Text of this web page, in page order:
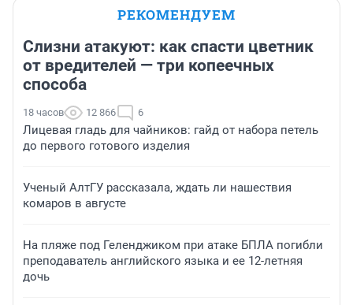
РЕКОМЕНДУЕМ
Слизни атакуют: как спасти цветник
от вредителей — три копеечных
способа
18 часов 12 866 6
Лицевая гладь для чайников: гайд от набора петель
до первого готового изделия
Ученый АлтГУ рассказала, ждать ли нашествия
комаров в августе
На пляже под Геленджиком при атаке БПЛА погибли
преподаватель английского языка и ее 12-летняя
дочь